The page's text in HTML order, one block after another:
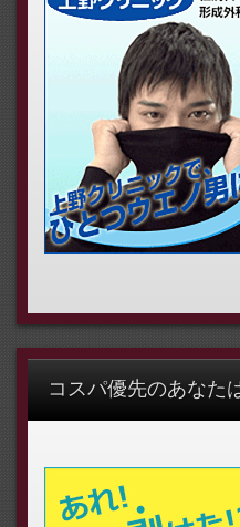
コスパ優先のあなた